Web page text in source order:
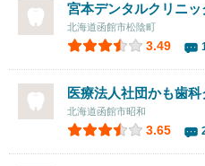
宮本デンタルクリニッ
北海道函館市松陰町
3.49
医療法人社団かも歯科
北海道函館市昭和
3.65